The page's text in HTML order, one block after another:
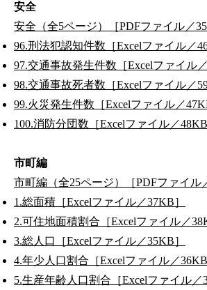
安全
安全（全5ページ）［PDFファイル／
96.刑法犯認知件数［Excelファイル／
97.交通事故発生件数［Excelファイル／
98.交通事故死者数［Excelファイル／
99.火災発生件数［Excelファイル／
100.消防分団数［Excelファイル／48KB
市町編
市町編（全25ページ）［PDFファイル
1.総面積［Excelファイル／37KB］
2.可住地面積割合［Excelファイル／
3.総人口［Excelファイル／35KB］
4.年少人口割合［Excelファイル／36KB
5.生産年齢人口割合［Excelファイル／